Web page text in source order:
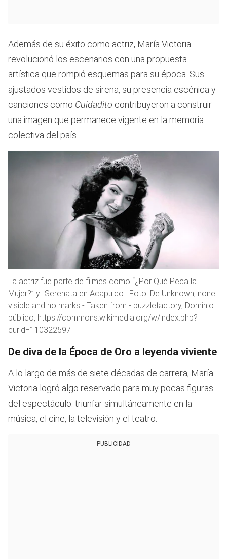
Además de su éxito como actriz, María Victoria
revolucionó los escenarios con una propuesta
artística que rompió esquemas para su época. Sus
ajustados vestidos de sirena, su presencia escénica y
canciones como Cuidadito contribuyeron a construir
una imagen que permanece vigente en la memoria
colectiva del país.
La actriz fue parte de filmes como “¿Por Qué Peca la
Mujer?” y "Serenata en Acapulco". Foto: De Unknown, none
visible and no marks - Taken from - puzzlefactory, Dominio
público, https://commons.wikimedia.org/w/index.php?
curid=110322597
De diva de la Época de Oro a leyenda viviente
A lo largo de más de siete décadas de carrera, María
Victoria logró algo reservado para muy pocas figuras
del espectáculo: triunfar simultáneamente en la
música, el cine, la televisión y el teatro.
PUBLICIDAD